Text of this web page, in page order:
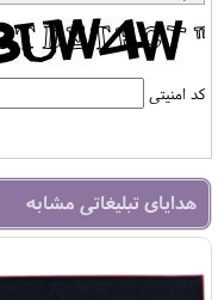
کد امنیتی
هدایای تبلیغاتی مشابه